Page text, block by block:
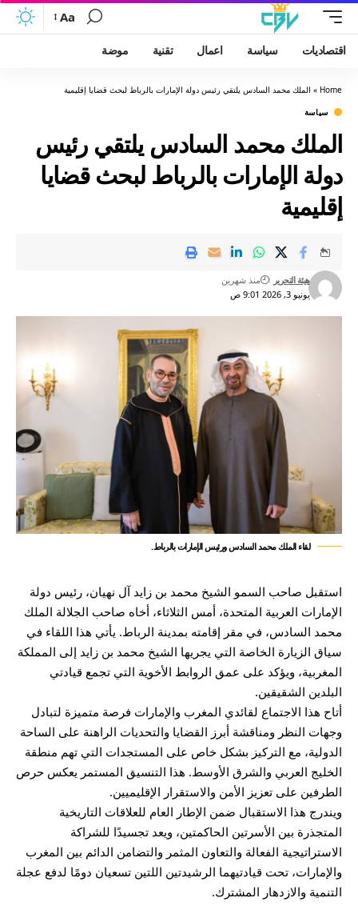
Aa
اقتصاديات سياسة اعمال تقنية موضة
Home
» الملك محمد السادس يلتقي رئيس دولة الإمارات بالرباط لبحث قضايا إقليمية
سياسة
الملك محمد السادس يلتقي رئيس
دولة الإمارات بالرباط لبحث قضايا
إقليمية
يونيو 3, 2026 9:01 ص
هيئة التحرير منذ شهرين
لقاء الملك محمد السادس ورئيس الإمارات بالرباط.
استقبل صاحب السمو الشيخ محمد بن زايد آل نهيان، رئيس دولة
الإمارات العربية المتحدة، أمس الثلاثاء، أخاه صاحب الجلالة الملك
محمد السادس، في مقر إقامته بمدينة الرباط. يأتي هذا اللقاء في
سياق الزيارة الخاصة التي يجريها الشيخ محمد بن زايد إلى المملكة
المغربية، ويؤكد على عمق الروابط الأخوية التي تجمع قيادتي
البلدين الشقيقين.
أتاح هذا الاجتماع لقائدي المغرب والإمارات فرصة متميزة لتبادل
وجهات النظر ومناقشة أبرز القضايا والتحديات الراهنة على الساحة
الدولية، مع التركيز بشكل خاص على المستجدات التي تهم منطقة
الخليج العربي والشرق الأوسط. هذا التنسيق المستمر يعكس حرص
الطرفين على تعزيز الأمن والاستقرار الإقليميين.
ويندرج هذا الاستقبال ضمن الإطار العام للعلاقات التاريخية
المتجذرة بين الأسرتين الحاكمتين، ويعد تجسيدًا للشراكة
الاستراتيجية الفعالة والتعاون المثمر والتضامن الدائم بين المغرب
والإمارات، تحت قيادتيهما الرشيدتين اللتين تسعيان دومًا لدفع عجلة
التنمية والازدهار المشترك.